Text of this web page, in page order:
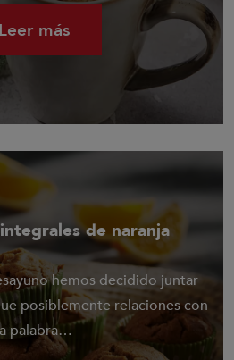
Leer más
de naranja
hemos decidido juntar
posiblemente relaciones con
palabra…